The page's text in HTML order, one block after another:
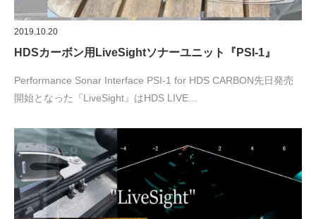
2019.10.20
HDSカーボン用LiveSightソナーユニット『PSI-1』
Performance Sonar Interface PSI-1 for HDS CARBON先日発売
開始となった『LiveSight』はHDS LIVE…